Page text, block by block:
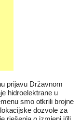
prijavu Državnom
hidroelektrane u
smo otkrili brojne
dozvole za